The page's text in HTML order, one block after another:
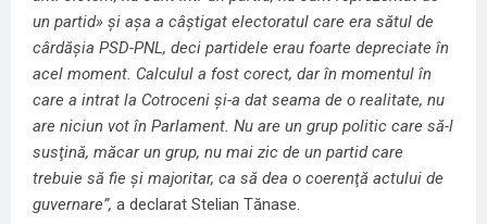
un partid» şi aşa a câştigat electoratul care era sătul de
cârdăşia PSD-PNL, deci partidele erau foarte depreciate în
acel moment. Calculul a fost corect, dar în momentul în
care a intrat la Cotroceni şi-a dat seama de o realitate, nu
are niciun vot în Parlament. Nu are un grup politic care să-l
susţină, măcar un grup, nu mai zic de un partid care
trebuie să fie şi majoritar, ca să dea o coerenţă actului de
guvernare”, a declarat Stelian Tănase.